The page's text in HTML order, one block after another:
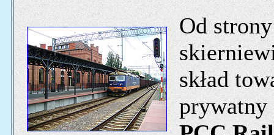
Od
skład
prywatny